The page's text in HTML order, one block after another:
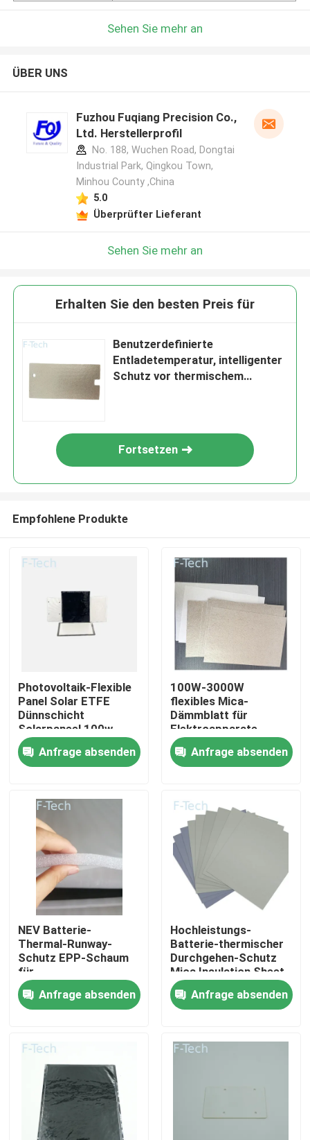
Hinterlass eine Nachricht
EINREICHUNGEN
Zu Hause
Videos
VR-Show
Über uns
Werksbesichtigung
Qualitätskontrolle
Kontakt mit uns
Neuigkeiten
Rechtssachen
Sehen Sie mehr an
ÜBER UNS
Fuzhou Fuqiang Precision Co.,
Ltd. Herstellerprofil
No. 188, Wuchen Road, Dongtai
Industrial Park, Qingkou Town,
Minhou County ,China
5.0
Überprüfter Lieferant
Sehen Sie mehr an
Erhalten Sie den besten Preis für
Benutzerdefinierte
Entladetemperatur, intelligenter
Schutz vor thermischem
Fortsetzen
Empfohlene Produkte
Photovoltaik-Flexible
Panel Solar ETFE
Dünnschicht
Solarpaneel 100w
200w 250w 300w
400wAnfrage absenden
100W-3000W
flexibles Mica-
Dämmblatt für
Elektroapparate
Anfrage absenden
NEV Batterie-
Thermal-Runway-
Schutz EPP-Schaum
für
Vibrationsdämpfung
und Leistung
Anfrage absenden
Hochleistungs-
Batterie-thermischer
Durchgehen-Schutz
Mica Insulation Sheet
Anfrage absenden